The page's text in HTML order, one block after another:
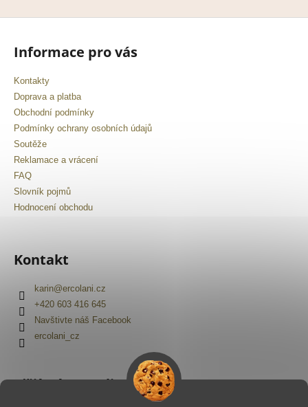
Informace pro vás
Kontakty
Doprava a platba
Obchodní podmínky
Podmínky ochrany osobních údajů
Soutěže
Reklamace a vrácení
FAQ
Slovník pojmů
Hodnocení obchodu
Kontakt
karin@ercolani.cz
+420 603 416 645
Navštivte náš Facebook
ercolani_cz
Přijímáme online platby